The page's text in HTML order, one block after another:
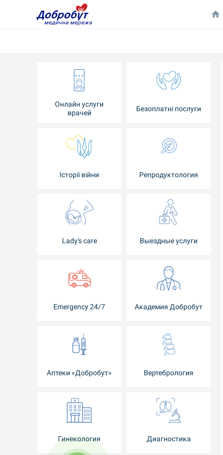
Онлайн услуги
врачей
Безоплатні послуги
Iсторії війни Репродуктология
Lady's care Выездные услуги
Emergency 24/7 Академия Добробут
Аптеки «Добробут» Вертебрология
Гинекология Диагностика